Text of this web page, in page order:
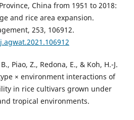
China from 1951 to 2018:
and rice area expansion.
253, 106912.
Piao, Z., Redona, E., & Koh, H.-J.
× environment interactions of
in rice cultivars grown under
tropical environments.